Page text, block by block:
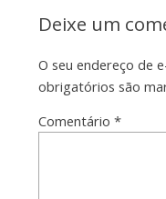
Deixe um
O seu endereço de
obrigatórios são
Comentário *